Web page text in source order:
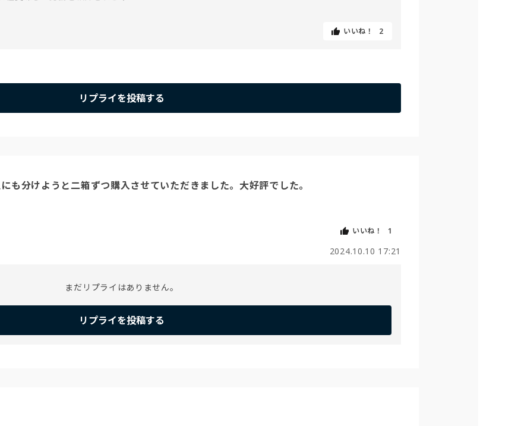
いいね！ 2
リプライを投稿する
も分けようと二箱ずつ購入させていただきました。大好評でした。
いいね！ 1
2024.10.10 17:21
まだリプライはありません。
リプライを投稿する